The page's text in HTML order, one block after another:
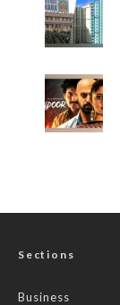
Sections
Business